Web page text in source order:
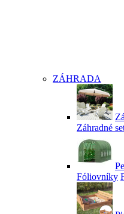
ZÁHRADA
Záhradné
Fóliovníky